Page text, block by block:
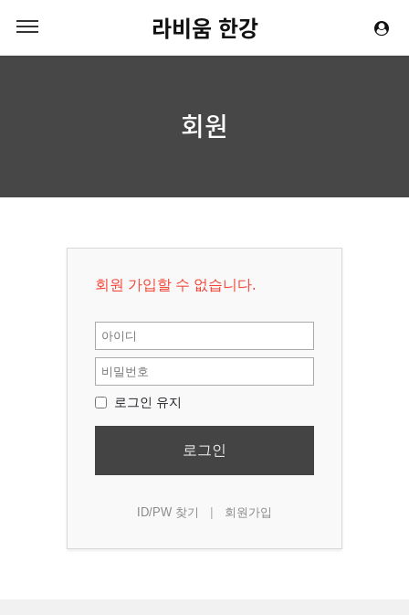
라비움 한강
회원
회원 가입할 수 없습니다.
로그인 유지
로그인
ID/PW 찾기 | 회원가입